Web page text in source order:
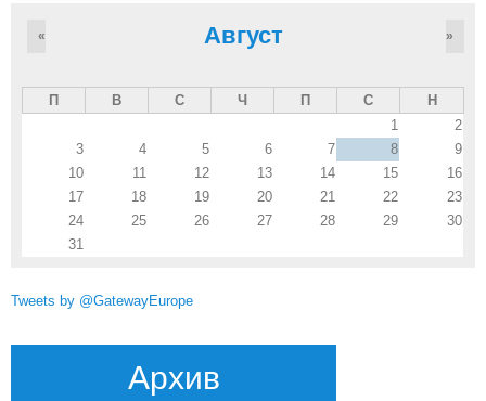
Август
« »
П В С Ч П С
Н
1
2
3
4 5 6 7 8
9
10
11 12 13 14 15
16
17
18 19 20 21 22
23
24
25 26 27 28 29
30
31
Tweets by @GatewayEurope
Архив